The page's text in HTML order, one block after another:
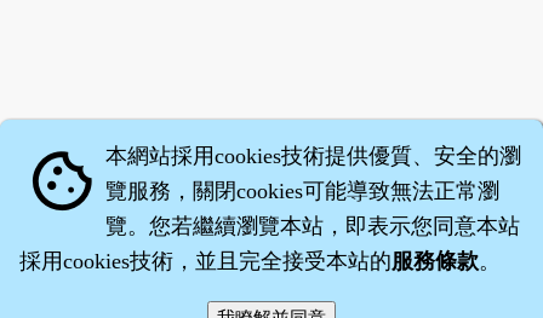
cookie 本網站採用cookies技術提供優質、安全的瀏
覽服務，關閉cookies可能導致無法正常瀏
覽。您若繼續瀏覽本站，即表示您同意本站
採用cookies技術，並且完全接受本站的服務條款。